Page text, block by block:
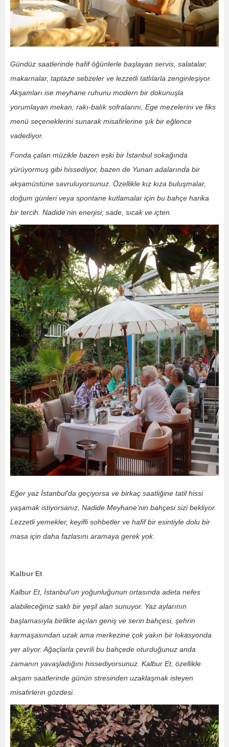
Gündüz saatlerinde hafif öğünlerle başlayan servis, salatalar,
makarnalar, taptaze sebzeler ve lezzetli tatlılarla zenginleşiyor.
Akşamları ise meyhane ruhunu modern bir dokunuşla
yorumlayan mekan; rakı-balık sofralarını, Ege mezelerini ve fiks
menü seçeneklerini sunarak misafirlerine şık bir eğlence
vadediyor.
Fonda çalan müzikle bazen eski bir İstanbul sokağında
yürüyormuş gibi hissediyor, bazen de Yunan adalarında bir
akşamüstüne savruluyorsunuz. Özellikle kız kıza buluşmalar,
doğum günleri veya spontane kutlamalar için bu bahçe harika
bir tercih. Nadide’nin enerjisi; sade, sıcak ve içten.
Eğer yaz İstanbul’da geçiyorsa ve birkaç saatliğine tatil hissi
yaşamak istiyorsanız, Nadide Meyhane’nin bahçesi sizi bekliyor.
Lezzetli yemekler, keyifli sohbetler ve hafif bir esintiyle dolu bir
masa için daha fazlasını aramaya gerek yok.
Kalbur Et
Kalbur Et, İstanbul’un yoğunluğunun ortasında adeta nefes
alabileceğiniz saklı bir yeşil alan sunuyor. Yaz aylarının
başlamasıyla birlikte açılan geniş ve serin bahçesi, şehrin
karmaşasından uzak ama merkezine çok yakın bir lokasyonda
yer alıyor. Ağaçlarla çevrili bu bahçede oturduğunuz anda
zamanın yavaşladığını hissediyorsunuz. Kalbur Et, özellikle
akşam saatlerinde günün stresinden uzaklaşmak isteyen
misafirlerin gözdesi.